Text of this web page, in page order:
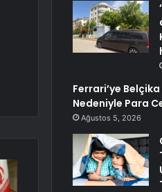
Ferrari’ye
Nedeniyle Para
Ağustos 5, 2026